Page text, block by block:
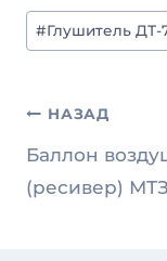
Метки
записи:
#Глушитель ДТ-
Навигация
по
записям
НАЗАД
Баллон
(ресивер) МТЗ